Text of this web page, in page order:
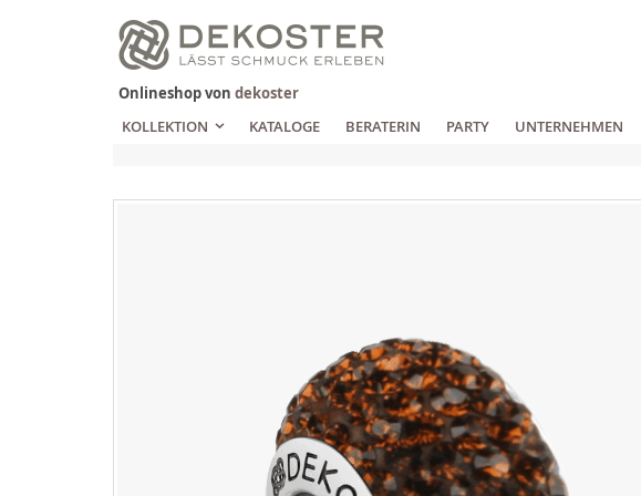
Zum
Inhalt
springen
Onlineshop von dekoster
KOLLEKTION
KATALOGE BERATERIN PARTY UNTERNEHMEN